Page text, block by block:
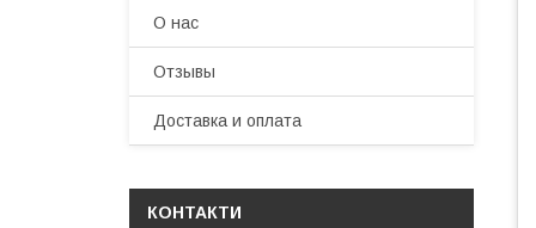
О нас
Отзывы
Доставка и оплата
КОНТАКТИ